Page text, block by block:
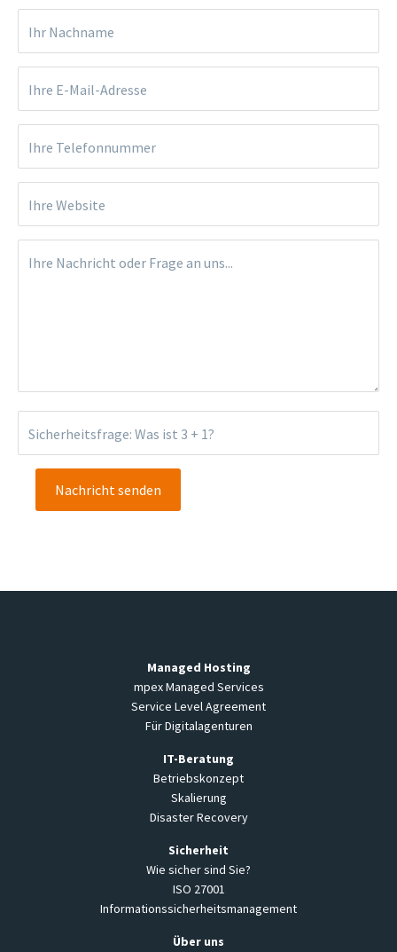
Ihr Nachname
Ihre E-Mail-Adresse
Ihre Telefonnummer
Ihre Website
Ihre Nachricht oder Frage an uns...
Sicherheitsfrage: Was ist 3 + 1?
Managed Hosting
mpex Managed Services
Service Level Agreement
Für Digitalagenturen
IT-Beratung
Betriebskonzept
Skalierung
Disaster Recovery
Sicherheit
Wie sicher sind Sie?
ISO 27001
Informationssicherheitsmanagement
Über uns